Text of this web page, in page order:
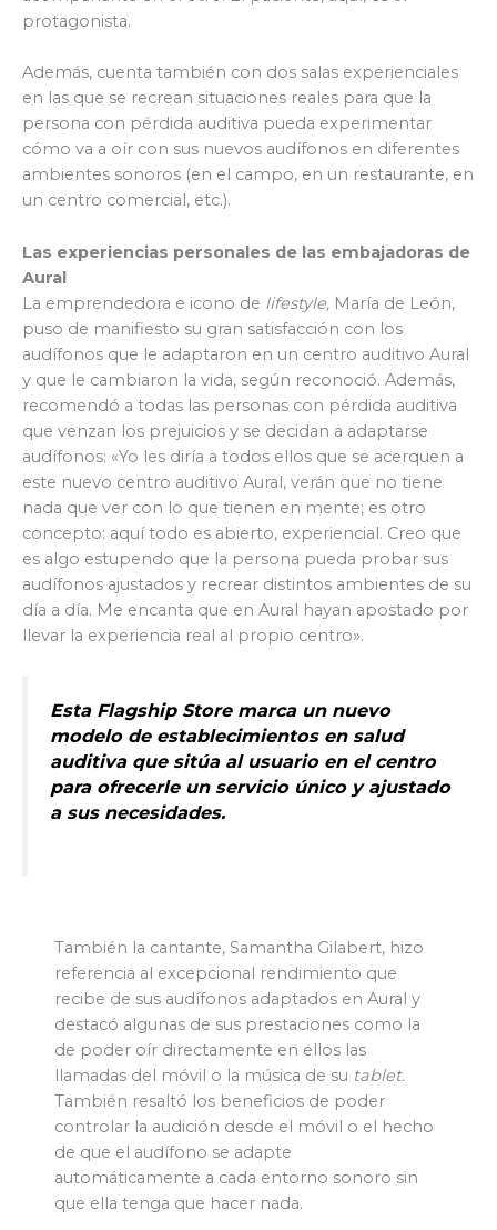
protagonista.
Además, cuenta también con dos salas experienciales
en las que se recrean situaciones reales para que la
persona con pérdida auditiva pueda experimentar
cómo va a oír con sus nuevos audífonos en diferentes
ambientes sonoros (en el campo, en un restaurante, en
un centro comercial, etc.).
Las experiencias personales de las embajadoras de
Aural
La emprendedora e icono de lifestyle, María de León,
puso de manifiesto su gran satisfacción con los
audífonos que le adaptaron en un centro auditivo Aural
y que le cambiaron la vida, según reconoció. Además,
recomendó a todas las personas con pérdida auditiva
que venzan los prejuicios y se decidan a adaptarse
audífonos: «Yo les diría a todos ellos que se acerquen a
este nuevo centro auditivo Aural, verán que no tiene
nada que ver con lo que tienen en mente; es otro
concepto: aquí todo es abierto, experiencial. Creo que
es algo estupendo que la persona pueda probar sus
audífonos ajustados y recrear distintos ambientes de su
día a día. Me encanta que en Aural hayan apostado por
llevar la experiencia real al propio centro».
Esta Flagship Store marca un nuevo
modelo de establecimientos en salud
auditiva que sitúa al usuario en el centro
para ofrecerle un servicio único y ajustado
a sus necesidades.
También la cantante, Samantha Gilabert, hizo
referencia al excepcional rendimiento que
recibe de sus audífonos adaptados en Aural y
destacó algunas de sus prestaciones como la
de poder oír directamente en ellos las
llamadas del móvil o la música de su tablet.
También resaltó los beneficios de poder
controlar la audición desde el móvil o el hecho
de que el audífono se adapte
automáticamente a cada entorno sonoro sin
que ella tenga que hacer nada.